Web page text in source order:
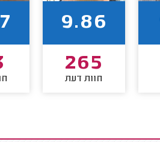
9.86
265
חוות דעת